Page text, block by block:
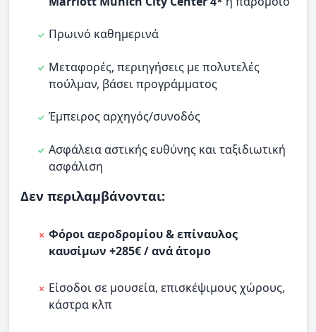
Πρωινό καθημερινά
Μεταφορές, περιηγήσεις με πολυτελές
πούλμαν, βάσει προγράμματος
Έμπειρος αρχηγός/συνοδός
Ασφάλεια αστικής ευθύνης και ταξιδιωτική
ασφάλιση
Δεν περιλαμβάνονται:
Φόροι αεροδρομίου & επίναυλος
καυσίμων +285€ / ανά άτομο
Είσοδοι σε μουσεία, επισκέψιμους χώρους,
κάστρα κλπ